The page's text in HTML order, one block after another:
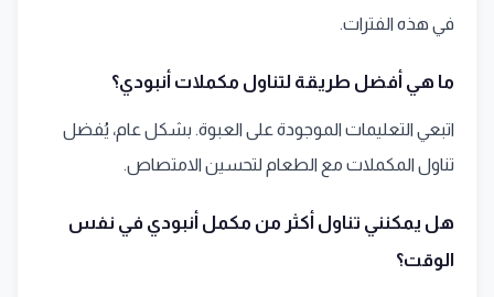
في هذه الفترات.
ما هي أفضل طريقة لتناول مكملات أنبودي؟
اتبعي التعليمات الموجودة على العبوة. بشكل عام، يُفضل
تناول المكملات مع الطعام لتحسين الامتصاص.
هل يمكنني تناول أكثر من مكمل أنبودي في نفس
الوقت؟